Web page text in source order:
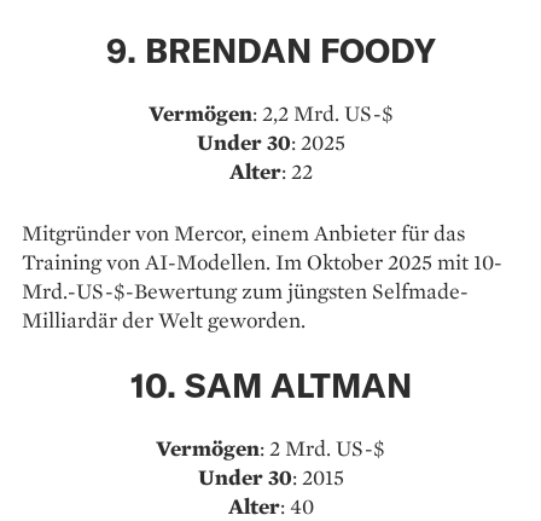
9. BRENDAN FOODY
Vermögen: 2,2 Mrd. US-$
Under 30: 2025
Alter: 22
Mitgründer von Mercor, einem Anbieter für das
Training von AI-Modellen. Im Oktober 2025 mit 10-
Mrd.-US-$-Bewertung zum jüngsten Selfmade-
Milliardär der Welt geworden.
10. SAM ALTMAN
Vermögen: 2 Mrd. US-$
Under 30: 2015
Alter: 40